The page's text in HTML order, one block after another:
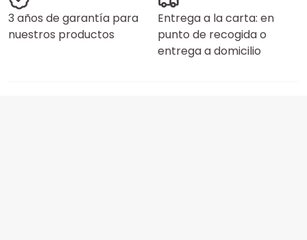
3 años de garantía para
nuestros productos
Entrega a la carta: en
punto de recogida o
entrega a domicilio